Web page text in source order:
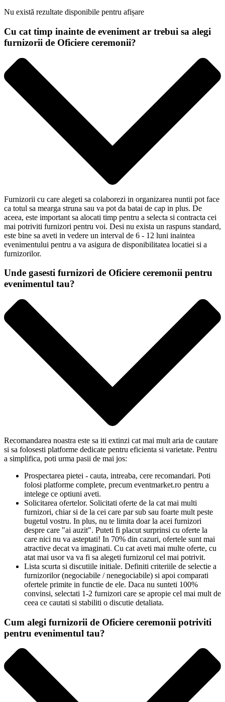
Nu există rezultate disponibile pentru afișare
Cu cat timp inainte de eveniment ar trebui sa alegi
furnizorii de Oficiere ceremonii?
Furnizorii cu care alegeti sa colaborezi in organizarea nuntii pot face
ca totul sa mearga struna sau va pot da batai de cap in plus. De
aceea, este important sa alocati timp pentru a selecta si contracta cei
mai potriviti furnizori pentru voi. Desi nu exista un raspuns standard,
este bine sa aveti in vedere un interval de 6 - 12 luni inaintea
evenimentului pentru a va asigura de disponibilitatea locatiei si a
furnizorilor.
Unde gasesti furnizori de Oficiere ceremonii pentru
evenimentul tau?
Recomandarea noastra este sa iti extinzi cat mai mult aria de cautare
si sa folosesti platforme dedicate pentru eficienta si varietate. Pentru
a simplifica, poti urma pasii de mai jos:
Prospectarea pietei - cauta, intreaba, cere recomandari. Poti
folosi platforme complete, precum eventmarket.ro pentru a
intelege ce optiuni aveti.
Solicitarea ofertelor. Solicitati oferte de la cat mai multi
furnizori, chiar si de la cei care par sub sau foarte mult peste
bugetul vostru. In plus, nu te limita doar la acei furnizori
despre care "ai auzit". Puteti fi placut surprinsi cu oferte la
care nici nu va asteptati! In 70% din cazuri, ofertele sunt mai
atractive decat va imaginati. Cu cat aveti mai multe oferte, cu
atat mai usor va va fi sa alegeti furnizorul cel mai potrivit.
Lista scurta si discutiile initiale. Definiti criteriile de selectie a
furnizorilor (negociabile / nenegociabile) si apoi comparati
ofertele primite in functie de ele. Daca nu sunteti 100%
convinsi, selectati 1-2 furnizori care se apropie cel mai mult de
ceea ce cautati si stabiliti o discutie detaliata.
Cum alegi furnizorii de Oficiere ceremonii potriviti
pentru evenimentul tau?